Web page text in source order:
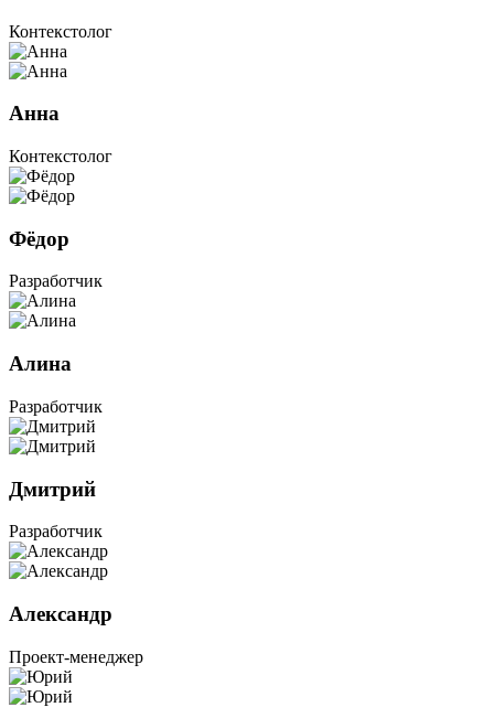
Контекстолог
Анна
Контекстолог
Фёдор
Разработчик
Алина
Разработчик
Дмитрий
Разработчик
Александр
Проект-менеджер